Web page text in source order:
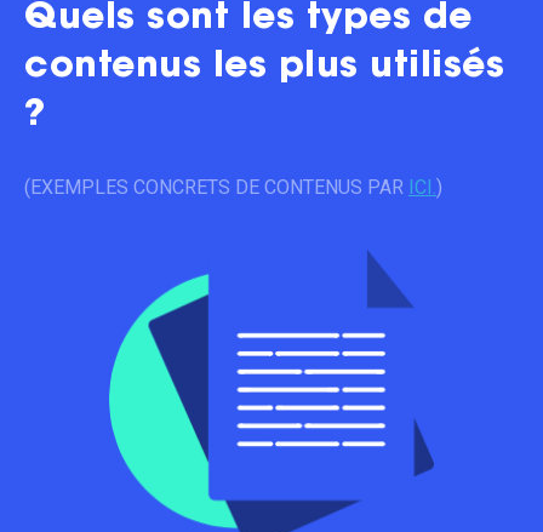
Quels sont les types de
contenus les plus utilisés
?
(EXEMPLES CONCRETS DE CONTENUS PAR ICI.)